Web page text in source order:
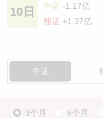
10日 牛证 -1.17亿
熊证 +1.37亿
牛证
3个月 6个月